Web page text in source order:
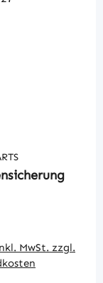
Preis:
MwSt. zzgl.